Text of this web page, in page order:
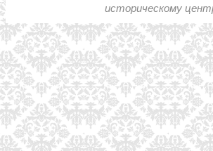
историческому